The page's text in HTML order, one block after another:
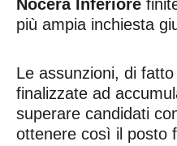
Nocera Inferiore
più ampia inchiesta
Le assunzioni, di
finalizzate ad
superare candidati
ottenere così il posto